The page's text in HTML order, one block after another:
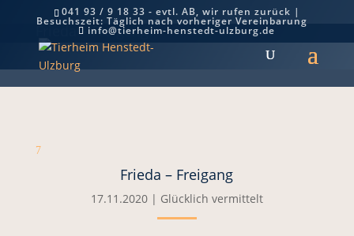
041 93 / 9 18 33 - evtl. AB, wir rufen zurück |
Besuchszeit: Täglich nach vorheriger Vereinbarung
info@tierheim-henstedt-ulzburg.de
Frieda – Freigang
7
Frieda – Freigang
17.11.2020| Glücklich vermittelt